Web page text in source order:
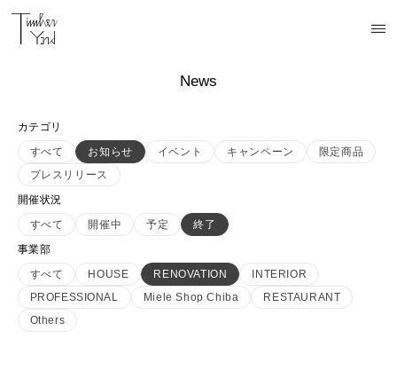
News
カテゴリ
すべて
お知らせ イベント キャンペーン
限定商品
プレスリリース
開催状況
すべて
開催中 予定
終了
事業部
すべて
HOUSE RENOVATION
INTERIOR
PROFESSIONAL
Miele Shop Chiba
RESTAURANT
Others